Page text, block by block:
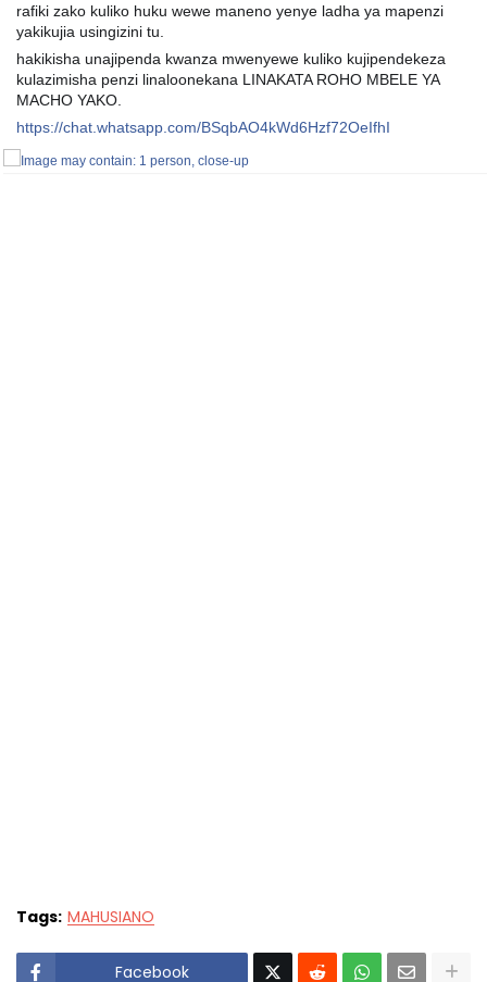
rafiki zako kuliko huku wewe maneno yenye ladha ya mapenzi
yakikujia usingizini tu.
hakikisha unajipenda kwanza mwenyewe kuliko kujipendekeza
kulazimisha penzi linaloonekana LINAKATA ROHO MBELE YA
MACHO YAKO.
https://chat.whatsapp.com/BSqbAO4kWd6Hzf72OeIfhI
Tags: MAHUSIANO
Facebook